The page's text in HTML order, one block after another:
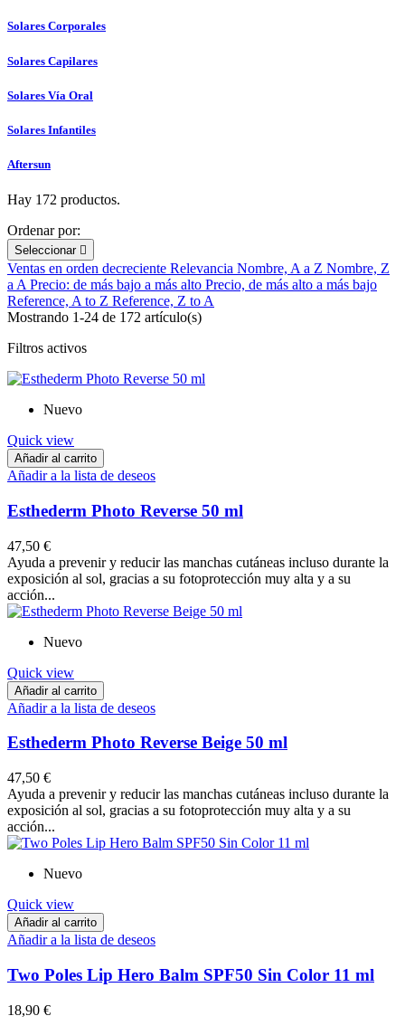
Solares Corporales
Solares Capilares
Solares Vía Oral
Solares Infantiles
Aftersun
Hay 172 productos.
Ordenar por:
Seleccionar 
Ventas en orden decreciente Relevancia Nombre, A a Z Nombre, Z
a A Precio: de más bajo a más alto Precio, de más alto a más bajo
Reference, A to Z Reference, Z to A
Mostrando 1-24 de 172 artículo(s)
Filtros activos
Nuevo
Quick view
Añadir al carrito
Añadir a la lista de deseos
Esthederm Photo Reverse 50 ml
47,50 €
Ayuda a prevenir y reducir las manchas cutáneas incluso durante la
exposición al sol, gracias a su fotoprotección muy alta y a su
acción...
Nuevo
Quick view
Añadir al carrito
Añadir a la lista de deseos
Esthederm Photo Reverse Beige 50 ml
47,50 €
Ayuda a prevenir y reducir las manchas cutáneas incluso durante la
exposición al sol, gracias a su fotoprotección muy alta y a su
acción...
Nuevo
Quick view
Añadir al carrito
Añadir a la lista de deseos
Two Poles Lip Hero Balm SPF50 Sin Color 11 ml
18,90 €